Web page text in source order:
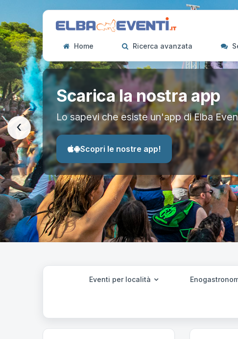
Home Ricerca avanzata
Scarica la nostra app
Lo sapevi che esiste un'app di Elba
Scopri le nostre app!
‹
Eventi per località